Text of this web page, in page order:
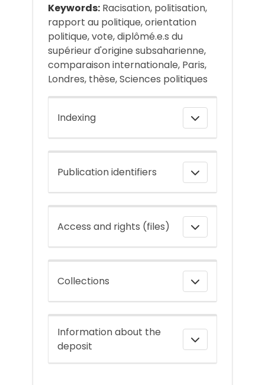
Keywords: Racisation, politisation,
rapport au politique, orientation
politique, vote, diplômé.e.s du
supérieur d'origine subsaharienne,
comparaison internationale, Paris,
Londres, thèse, Sciences politiques
Indexing
Publication identifiers
Access and rights (files)
Collections
Information about the
deposit